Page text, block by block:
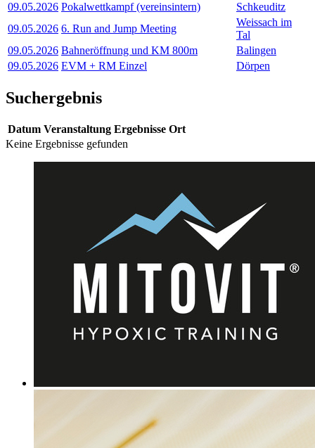
09.05.2026 Pokalwettkampf (vereinsintern)
Schkeuditz
09.05.2026 6. Run and Jump Meeting
Weissach im
Tal
09.05.2026 Bahneröffnung und KM 800m
Balingen
09.05.2026 EVM + RM Einzel Dörpen
Suchergebnis
Datum Veranstaltung Ergebnisse Ort
Keine Ergebnisse gefunden